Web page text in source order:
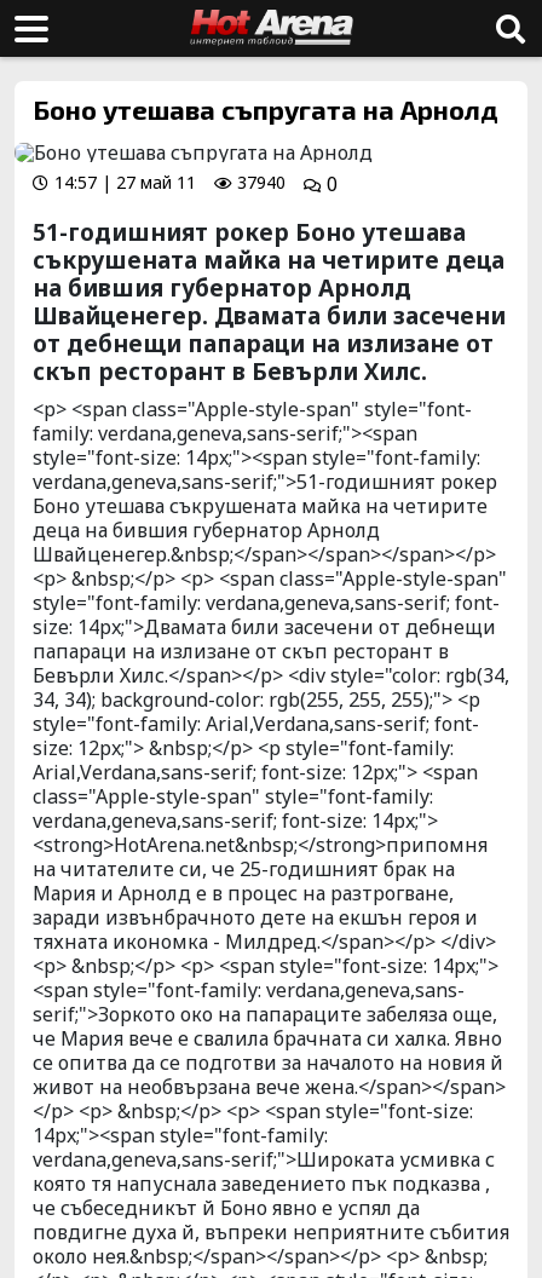
Боно утешава съпругата на Арнолд
14:57 | 27 май 11 37940 0
51-годишният рокер Боно утешава
съкрушената майка на четирите деца
на бившия губернатор Арнолд
Швайценегер. Двамата били засечени
от дебнещи папараци на излизане от
скъп ресторант в Бевърли Хилс.
<p> <span class="Apple-style-span" style="font-
family: verdana,geneva,sans-serif;"><span
style="font-size: 14px;"><span style="font-family:
verdana,geneva,sans-serif;">51-годишният рокер
Боно утешава съкрушената майка на четирите
деца на бившия губернатор Арнолд
Швайценегер.&nbsp;</span></span></span></p>
<p> &nbsp;</p> <p> <span class="Apple-style-span"
style="font-family: verdana,geneva,sans-serif; font-
size: 14px;">Двамата били засечени от дебнещи
папараци на излизане от скъп ресторант в
Бевърли Хилс.</span></p> <div style="color: rgb(34,
34, 34); background-color: rgb(255, 255, 255);"> <p
style="font-family: Arial,Verdana,sans-serif; font-
size: 12px;"> &nbsp;</p> <p style="font-family:
Arial,Verdana,sans-serif; font-size: 12px;"> <span
class="Apple-style-span" style="font-family:
verdana,geneva,sans-serif; font-size: 14px;">
<strong>HotArena.net&nbsp;</strong>припомня
на читателите си, че 25-годишният брак на
Мария и Арнолд е в процес на разтрогване,
заради извънбрачното дете на екшън героя и
тяхната икономка - Милдред.</span></p> </div>
<p> &nbsp;</p> <p> <span style="font-size: 14px;">
<span style="font-family: verdana,geneva,sans-
serif;">Зоркото око на папараците забеляза още,
че Мария вече е свалила брачната си халка. Явно
се опитва да се подготви за началото на новия й
живот на необвързана вече жена.</span></span>
</p> <p> &nbsp;</p> <p> <span style="font-size:
14px;"><span style="font-family:
verdana,geneva,sans-serif;">Широката усмивка с
която тя напуснала заведението пък подказва ,
че събеседникът й Боно явно е успял да
повдигне духа й, въпреки неприятните събития
около нея.&nbsp;</span></span></p> <p> &nbsp;